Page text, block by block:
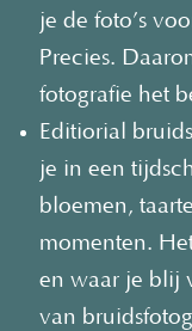
je de foto’s
Precies.
fotografie het
Editiorial
je in een
bloemen,
momenten.
en waar je blij
van